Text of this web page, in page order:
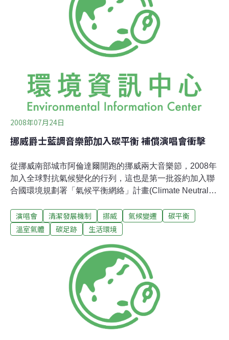
台灣自身的覺醒。日本後搖名團「toe」擔綱311當晚的壓
軸演出時，更慎重準備祝念文，配著細雨誠摯的表達日本
對台灣的感謝，也傷痛的表示過了一年，日本災民仍在水
深火熱之中，團員們對於無法做些什麼感到很無奈之外，
也希望台灣人民能仔細思考目前處境。日本樂團的深切，
回應311，林生祥表示不希望台灣等真的出包才來抗議核
電，拷秋勤更
2008年07月24日
挪威爵士藍調音樂節加入碳平衡 補償演唱會衝擊
從挪威南部城市阿倫達爾開跑的挪威兩大音樂節，2008年
加入全球對抗氣候變化的行列，這也是第一批簽約加入聯
合國環境規劃署「氣候平衡網絡」計畫(Climate Neutral
「Canal Street」21日在阿倫達爾市正式展開，演唱會中
所使用的能源皆採用認證許可的綠色能源。節目將持續進
團、水男孩合唱團，以及當地或歐美有名的樂團，另外還
有遊船河、孩童嘉年華、遊行及晚間爵士音樂即興演奏
會。Canal Street音樂節吸引了約3萬名的觀眾，這些民眾
將可購買到有機認證或公平交易T恤，並在該城市區域內
使用有機棉和紙袋，減少塑膠袋的使用。過去幾年來，
Canal Street音樂節除了建立環保的形象，也與Hove或其
他音樂節活動，在碳足跡或是減少能源消耗方面進行合
演唱會 清潔發展機制 挪威 氣候變遷
碳平衡
溫室氣體
碳足跡 生活環境